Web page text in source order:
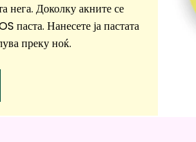
нега. Доколку акните се
Нанесете ја пастата
преку ноќ.